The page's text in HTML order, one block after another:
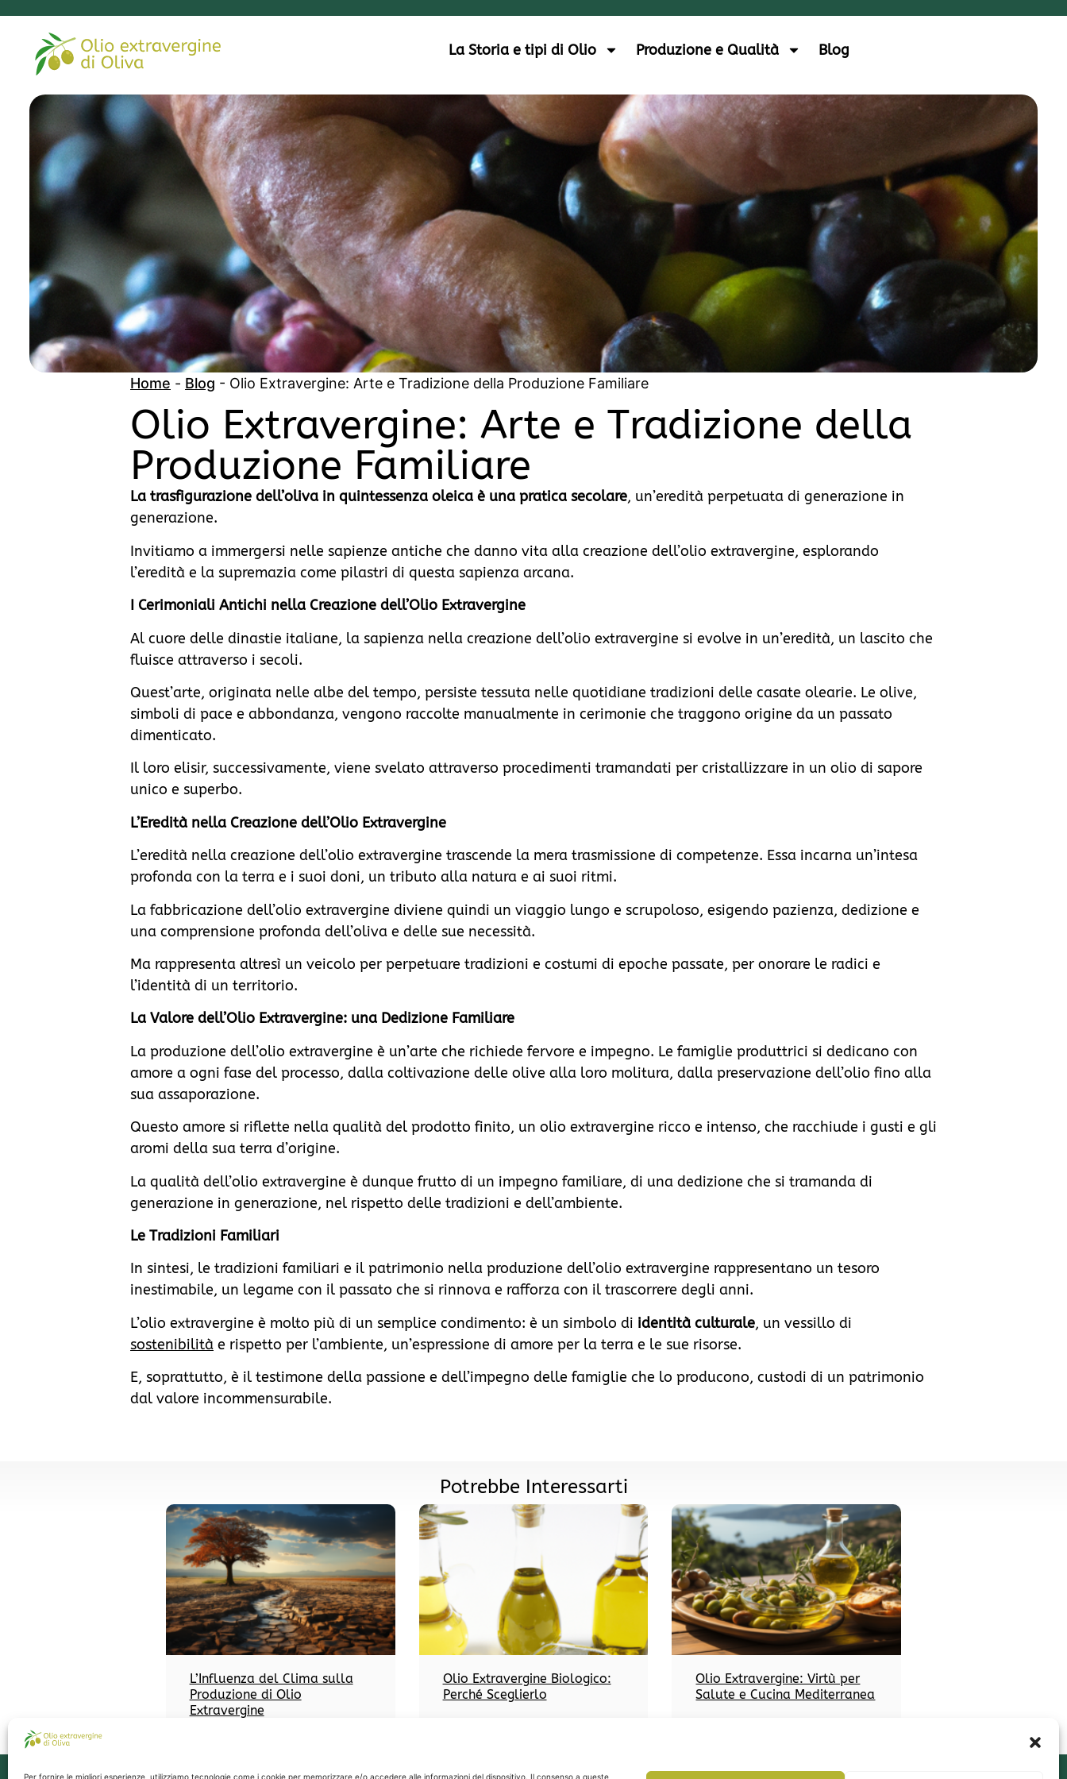
Per fornire le migliori esperienze, utilizziamo tecnologie come i cookie per memorizzare e/o accedere alle informazioni del dispositivo. Il consenso a queste
La Storia e tipi di Olio Produzione e Qualità Blog
Home - Blog - Olio Extravergine: Arte e Tradizione della Produzione Familiare
Olio Extravergine: Arte e Tradizione della
Produzione Familiare
La trasfigurazione dell’oliva in quintessenza oleica è una pratica secolare, un’eredità perpetuata di generazione in
generazione.
Invitiamo a immergersi nelle sapienze antiche che danno vita alla creazione dell’olio extravergine, esplorando
l’eredità e la supremazia come pilastri di questa sapienza arcana.
I Cerimoniali Antichi nella Creazione dell’Olio Extravergine
Al cuore delle dinastie italiane, la sapienza nella creazione dell’olio extravergine si evolve in un’eredità, un lascito che
fluisce attraverso i secoli.
Quest’arte, originata nelle albe del tempo, persiste tessuta nelle quotidiane tradizioni delle casate olearie. Le olive,
simboli di pace e abbondanza, vengono raccolte manualmente in cerimonie che traggono origine da un passato
dimenticato.
Il loro elisir, successivamente, viene svelato attraverso procedimenti tramandati per cristallizzare in un olio di sapore
unico e superbo.
L’Eredità nella Creazione dell’Olio Extravergine
L’eredità nella creazione dell’olio extravergine trascende la mera trasmissione di competenze. Essa incarna un’intesa
profonda con la terra e i suoi doni, un tributo alla natura e ai suoi ritmi.
La fabbricazione dell’olio extravergine diviene quindi un viaggio lungo e scrupoloso, esigendo pazienza, dedizione e
una comprensione profonda dell’oliva e delle sue necessità.
Ma rappresenta altresì un veicolo per perpetuare tradizioni e costumi di epoche passate, per onorare le radici e
l’identità di un territorio.
La Valore dell’Olio Extravergine: una Dedizione Familiare
La produzione dell’olio extravergine è un’arte che richiede fervore e impegno. Le famiglie produttrici si dedicano con
amore a ogni fase del processo, dalla coltivazione delle olive alla loro molitura, dalla preservazione dell’olio fino alla
sua assaporazione.
Questo amore si riflette nella qualità del prodotto finito, un olio extravergine ricco e intenso, che racchiude i gusti e gli
aromi della sua terra d’origine.
La qualità dell’olio extravergine è dunque frutto di un impegno familiare, di una dedizione che si tramanda di
generazione in generazione, nel rispetto delle tradizioni e dell’ambiente.
Le Tradizioni Familiari
In sintesi, le tradizioni familiari e il patrimonio nella produzione dell’olio extravergine rappresentano un tesoro
inestimabile, un legame con il passato che si rinnova e rafforza con il trascorrere degli anni.
L’olio extravergine è molto più di un semplice condimento: è un simbolo di identità culturale, un vessillo di
sostenibilità e rispetto per l’ambiente, un’espressione di amore per la terra e le sue risorse.
E, soprattutto, è il testimone della passione e dell’impegno delle famiglie che lo producono, custodi di un patrimonio
dal valore incommensurabile.
Potrebbe Interessarti
L’Influenza del Clima sulla
Produzione di Olio
Extravergine
Olio Extravergine Biologico:
Perché Sceglierlo
Olio Extravergine: Virtù per
Salute e Cucina Mediterranea